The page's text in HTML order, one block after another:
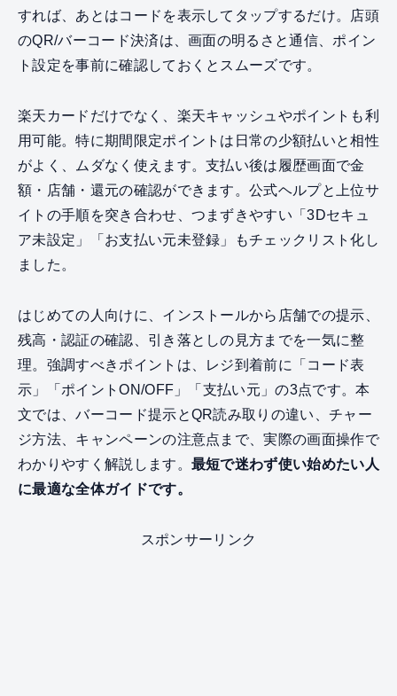
すれば、あとはコードを表示してタップするだけ。店頭
のQR/バーコード決済は、画面の明るさと通信、ポイン
ト設定を事前に確認しておくとスムーズです。
楽天カードだけでなく、楽天キャッシュやポイントも利
用可能。特に期間限定ポイントは日常の少額払いと相性
がよく、ムダなく使えます。支払い後は履歴画面で金
額・店舗・還元の確認ができます。公式ヘルプと上位サ
イトの手順を突き合わせ、つまずきやすい「3Dセキュ
ア未設定」「お支払い元未登録」もチェックリスト化し
ました。
はじめての人向けに、インストールから店舗での提示、
残高・認証の確認、引き落としの見方までを一気に整
理。強調すべきポイントは、レジ到着前に「コード表
示」「ポイントON/OFF」「支払い元」の3点です。本
文では、バーコード提示とQR読み取りの違い、チャー
ジ方法、キャンペーンの注意点まで、実際の画面操作で
わかりやすく解説します。 最短で迷わず使い始めたい人
に最適な全体ガイドです。
スポンサーリンク